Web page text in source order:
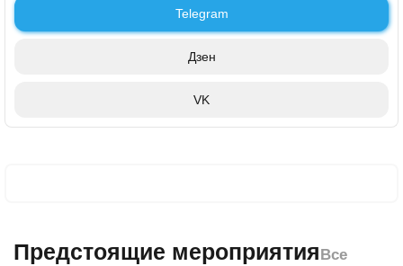
Telegram
Дзен
VK
Предстоящие мероприятия Все